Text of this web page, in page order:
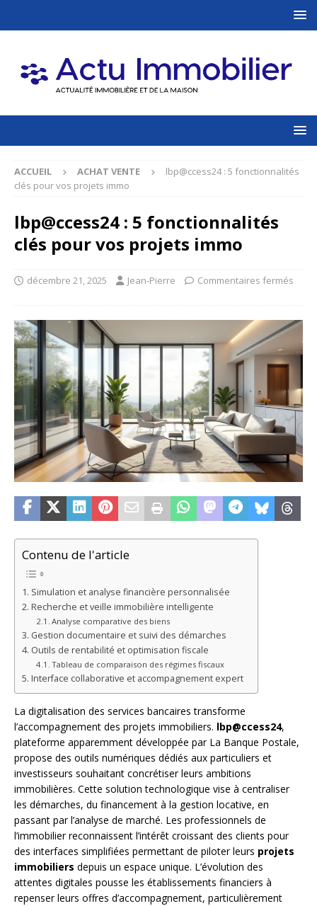
ACCUEIL ACHAT VENTE
lbp@ccess24 : 5 fonctionnalités
clés pour vos projets immo
lbp@ccess24 : 5 fonctionnalités
clés pour vos projets immo
décembre 21, 2025 Jean-Pierre Commentaires fermés
Contenu de l'article
Simulation et analyse financière personnalisée
Recherche et veille immobilière intelligente
Analyse comparative des biens
Gestion documentaire et suivi des démarches
Outils de rentabilité et optimisation fiscale
Tableau de comparaison des régimes fiscaux
Interface collaborative et accompagnement expert
La digitalisation des services bancaires transforme
l’accompagnement des projets immobiliers. lbp@ccess24,
plateforme apparemment développée par La Banque Postale,
propose des outils numériques dédiés aux particuliers et
investisseurs souhaitant concrétiser leurs ambitions
immobilières. Cette solution technologique vise à centraliser
les démarches, du financement à la gestion locative, en
passant par l’analyse de marché. Les professionnels de
l’immobilier reconnaissent l’intérêt croissant des clients pour
des interfaces simplifiées permettant de piloter leurs projets
immobiliers depuis un espace unique. L’évolution des
attentes digitales pousse les établissements financiers à
repenser leurs offres d’accompagnement, particulièrement